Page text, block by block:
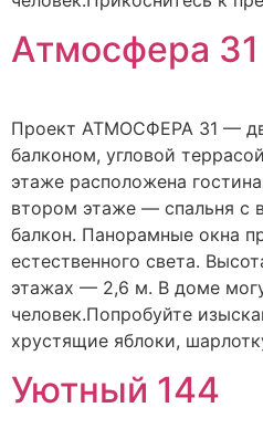
Атмосфера 31
Проект АТМОСФЕРА 31 —
балконом, угловой
этаже расположена
втором этаже — спальня с
балкон. Панорамные окна
естественного света.
этажах — 2,6 м. В доме
человек.Попробуйте
хрустящие яблоки,
Уютный 144